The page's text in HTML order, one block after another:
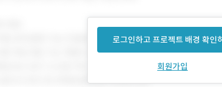
로그인하고 프로젝트 배경 확인
회원가입